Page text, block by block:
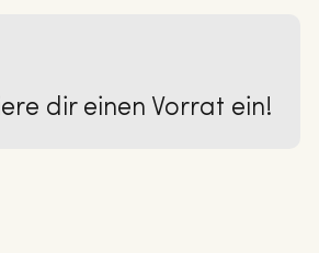
dir einen Vorrat ein!